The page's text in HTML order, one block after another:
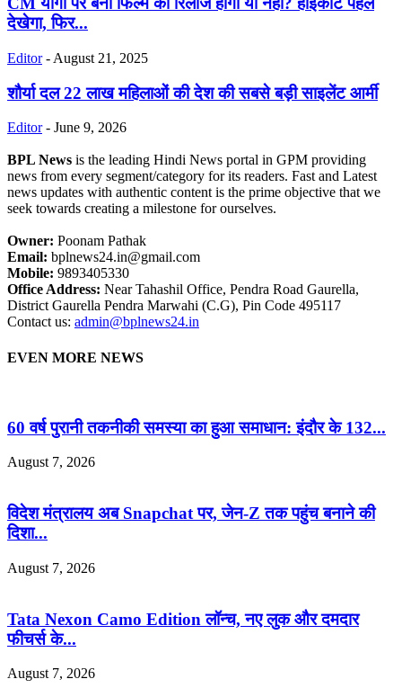
देखेगा, फिर...
Editor - August 21, 2025
शौर्या दल 22 लाख महिलाओं की देश की सबसे बड़ी साइलेंट आर्मी
Editor - June 9, 2026
BPL News is the leading Hindi News portal in GPM providing
news from every segment/category for its readers. Fast and Latest
news updates with authentic content is the prime objective that we
seek towards creating a milestone for ourselves.
Owner: Poonam Pathak
Email: bplnews24.in@gmail.com
Mobile: 9893405330
Office Address: Near Tahashil Office, Pendra Road Gaurella,
District Gaurella Pendra Marwahi (C.G), Pin Code 495117
Contact us: admin@bplnews24.in
EVEN MORE NEWS
60 वर्ष पुरानी तकनीकी समस्या का हुआ समाधान: इंदौर के 132...
August 7, 2026
विदेश मंत्रालय अब Snapchat पर, जेन-Z तक पहुंच बनाने की
दिशा...
August 7, 2026
Tata Nexon Camo Edition लॉन्च, नए लुक और दमदार
फीचर्स के...
August 7, 2026